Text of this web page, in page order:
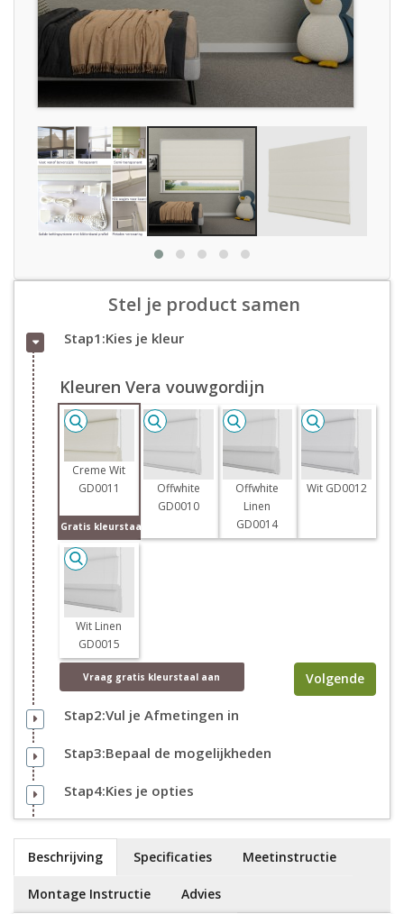
Stel je product samen
Stap1:Kies je kleur
Kleuren Vera vouwgordijn
Creme Wit
GD0011
Gratis kleurstaal
Offwhite
GD0010
Offwhite
Linen
GD0014
Wit GD0012
Wit Linen
GD0015
Vraag gratis kleurstaal aan Volgende
Stap2:Vul je Afmetingen in
Stap3:Bepaal de mogelijkheden
Stap4:Kies je opties
Beschrijving Specificaties Meetinstructie
Montage Instructie Advies